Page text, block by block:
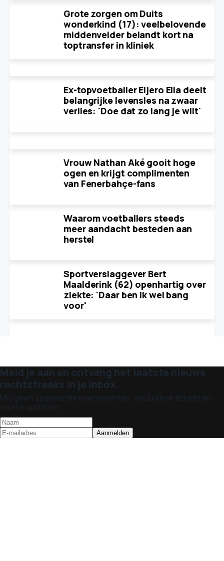
Grote zorgen om Duits
wonderkind (17): veelbelovende
middenvelder belandt kort na
toptransfer in kliniek
Ex-topvoetballer Eljero Elia deelt
belangrijke levensles na zwaar
verlies: 'Doe dat zo lang je wilt'
Vrouw Nathan Aké gooit hoge
ogen en krijgt complimenten
van Fenerbahçe-fans
Waarom voetballers steeds
meer aandacht besteden aan
herstel
Sportverslaggever Bert
Maalderink (62) openhartig over
ziekte: 'Daar ben ik wel bang
voor'
Meld je aan en ontvang het laatste nieuws
rechtstreeks in je inbox.
Mis geen spannende evenementen, exclusieve tickets en
unieke updates!